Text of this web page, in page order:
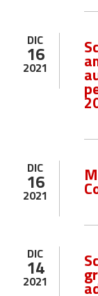
DIC
16
2021
DIC
16
2021
DIC
14
2021